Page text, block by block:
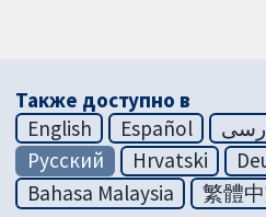
Также доступно в
English
Español
Русский
Hrvatski
Bahasa Malaysia
繁體